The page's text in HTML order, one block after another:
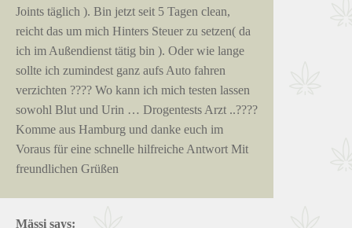
Joints täglich ). Bin jetzt seit 5 Tagen clean,
reicht das um mich Hinters Steuer zu setzen( da
ich im Außendienst tätig bin ). Oder wie lange
sollte ich zumindest ganz aufs Auto fahren
verzichten ???? Wo kann ich mich testen lassen
sowohl Blut und Urin … Drogentests Arzt ..????
Komme aus Hamburg und danke euch im
Voraus für eine schnelle hilfreiche Antwort Mit
freundlichen Grüßen
Mässi says: